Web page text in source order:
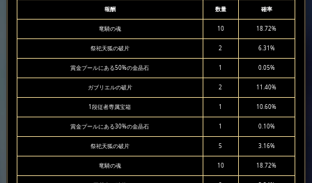
報酬 数量 確率
竜騎の魂 10 18.72%
祭祀天狐の破片 2 6.31%
賞金プールにある50%の金晶石 1 0.05%
ガブリエルの破片 2 11.40%
1段従者専属宝箱 1 10.60%
賞金プールにある30%の金晶石 1 0.10%
祭祀天狐の破片 5 3.16%
竜騎の魂 10 18.72%